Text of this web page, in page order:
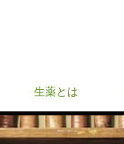
生薬とは